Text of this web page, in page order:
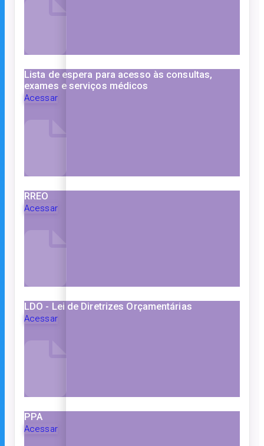
Lista de espera para acesso às consultas,
exames e serviços médicos
Acessar
RREO
Acessar
LDO - Lei de Diretrizes Orçamentárias
Acessar
PPA
Acessar